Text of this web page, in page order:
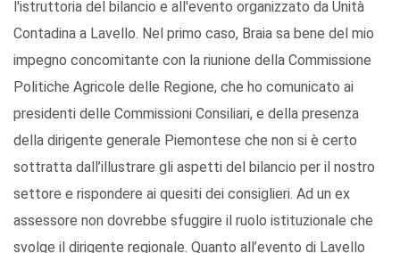
l'istruttoria del bilancio e all'evento organizzato da Unità
Contadina a Lavello. Nel primo caso, Braia sa bene del mio
impegno concomitante con la riunione della Commissione
Politiche Agricole delle Regione, che ho comunicato ai
presidenti delle Commissioni Consiliari, e della presenza
della dirigente generale Piemontese che non si è certo
sottratta dall’illustrare gli aspetti del bilancio per il nostro
settore e rispondere ai quesiti dei consiglieri. Ad un ex
assessore non dovrebbe sfuggire il ruolo istituzionale che
svolge il dirigente regionale. Quanto all’evento di Lavello